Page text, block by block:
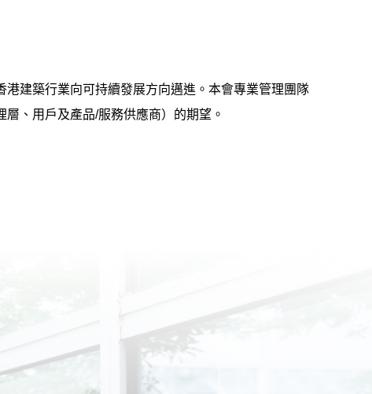
建築行業向可持續發展方向邁進。本會專業管理團隊
、用戶及產品/服務供應商）的期望。